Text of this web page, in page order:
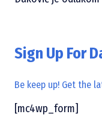
Sign Up For
Be keep up! Get the
[mc4wp_form]